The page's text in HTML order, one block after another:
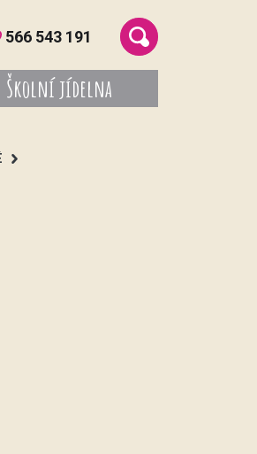
566 543 191
Školní jídelna